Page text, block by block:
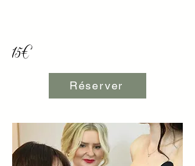
15€
Réserver